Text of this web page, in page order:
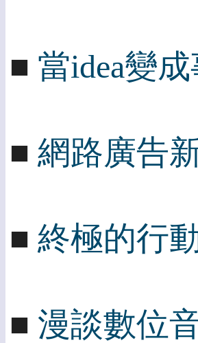
■ 當idea變
■ 網路廣告
■ 終極的行
■ 漫談數位